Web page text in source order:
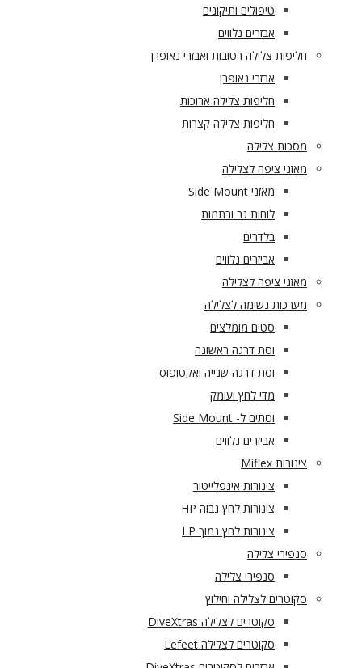
טיפולים ותיקונים
אבזרים נלווים
חליפות צלילה רטובות ואבזרי נאופרן
אבזרי נאופרן
חליפות צלילה ארוכות
חליפות צלילה קצרות
מסכות צלילה
מאזני ציפה לצלילה
מאזני Side Mount
לוחות גב ורתמות
בלדרים
אביזרים נלווים
מאזני ציפה לצלילה
מערכות נשימה לצלילה
סטים מומלצים
וסת דרגה ראשונה
וסת דרגה שנייה ואקטופוס
מדי לחץ ועומק
וסתים ל- Side Mount
אביזרים נלווים
צינורות Miflex
צינורות אינפלייטור
צינורות לחץ גבוה HP
צינורות לחץ נמוך LP
סנפירי צלילה
סנפירי צלילה
סקוטרים לצלילה וחילוץ
סקוטרים לצלילה DiveXtras
סקוטרים לצלילה Lefeet